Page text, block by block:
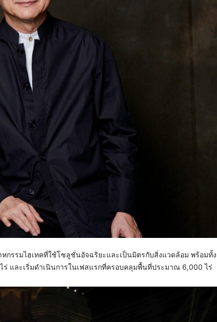
รรมไฮเทคที่ใช้โซลูชั่นอัจฉริยะและเป็นมิตรกับสิ่งแวดล้อม พร้อมทั้ง
และเริ่มดำเนินการในเฟสแรกที่ครอบคลุมพื้นที่ประมาณ 6,000 ไร่